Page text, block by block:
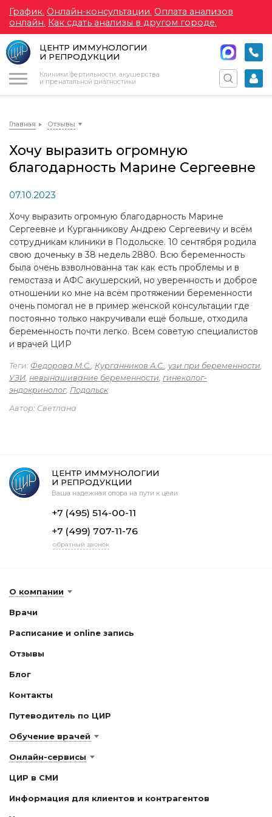
График. Онлайн-консультации. Оплата анализов
онлайн. Как сдать анализы в другом городе.
ЦЕНТР ИММУНОЛОГИИ
И РЕПРОДУКЦИИ
Клиники фертильности, акушерства
и пренатальной диагностики
Главная Отзывы
Хочу выразить огромную
благодарность Марине Сергеевне
07.10.2023
Хочу выразить огромную благодарность Марине
Сергеевне и Курганникову Андрею Сергеевичу и всём
сотрудникам клиники в Подольске. 10 сентября родила
свою доченьку в 38 недель 2880. Всю беременность
была очень взволнованна так как есть проблемы и в
гемостаза и АФС акушерский, но уверенность и доброе
отношении ко мне на всём протяжении беременности
очень помогал не в пример женской консультации где
постоянно только накручивали ещё больше, отходила
беременность почти легко. Всем советую специалистов
и врачей ЦИР
Теги: Федорова М.С., Курганников А.С., узи при беременности,
УЗИ, невынашивание беременности, гинеколог-
эндокринолог, Подольск
Автор: Светлана
ЦЕНТР ИММУНОЛОГИИ
И РЕПРОДУКЦИИ
Ваша надежная опора на пути к цели
+7 (495) 514-00-11
+7 (499) 707-11-76
обратный звонок
О компании
Врачи
Расписание и online запись
Отзывы
Блог
Контакты
Путеводитель по ЦИР
Обучение врачей
Онлайн-сервисы
ЦИР в СМИ
Информация для клиентов и контрагентов